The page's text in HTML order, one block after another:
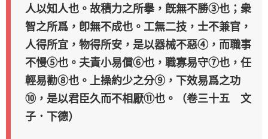
人以知人也。故積力之所擧，旣無不勝③也；衆
智之所爲，卽無不成也。工無二技，士不兼官，
人得所宜，物得所安，是以器械不惡④，而職事
不慢⑤也。夫責小易償⑥也，職寡易守⑦也，任
輕易勸⑧也。上操約少之分⑨，下效易爲之功
⑩，是以君臣久而不相厭⑪也。（卷三十五 文
子．下德）